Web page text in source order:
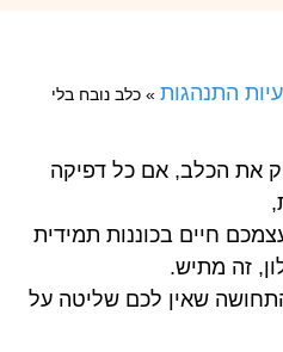
התנהגות » כלב נובח בלי
את הכלב, אם כל דפיקה
חיים בכוננות תמידית
זה מתיש.
שאין לכם שליטה על